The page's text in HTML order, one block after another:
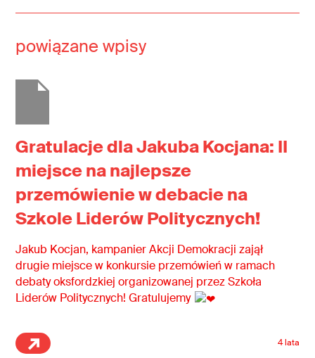
powiązane wpisy
Gratulacje dla Jakuba Kocjana: II
miejsce na najlepsze
przemówienie w debacie na
Szkole Liderów Politycznych!
Jakub Kocjan, kampanier Akcji Demokracji zajął
drugie miejsce w konkursie przemówień w ramach
debaty oksfordzkiej organizowanej przez Szkoła
Liderów Politycznych! Gratulujemy
4 lata